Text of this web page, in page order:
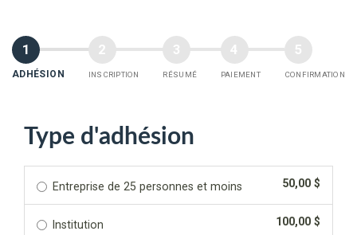
ADHÉSION INSCRIPTION RÉSUMÉ PAIEMENT CONFIRMATION
Type d'adhésion
50,00 $
Entreprise de 25 personnes et moins
100,00 $
Institution